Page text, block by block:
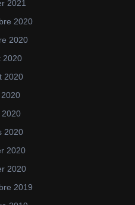
2021
2020
2020
2020
2020
2020
2020
2020
2020
2019